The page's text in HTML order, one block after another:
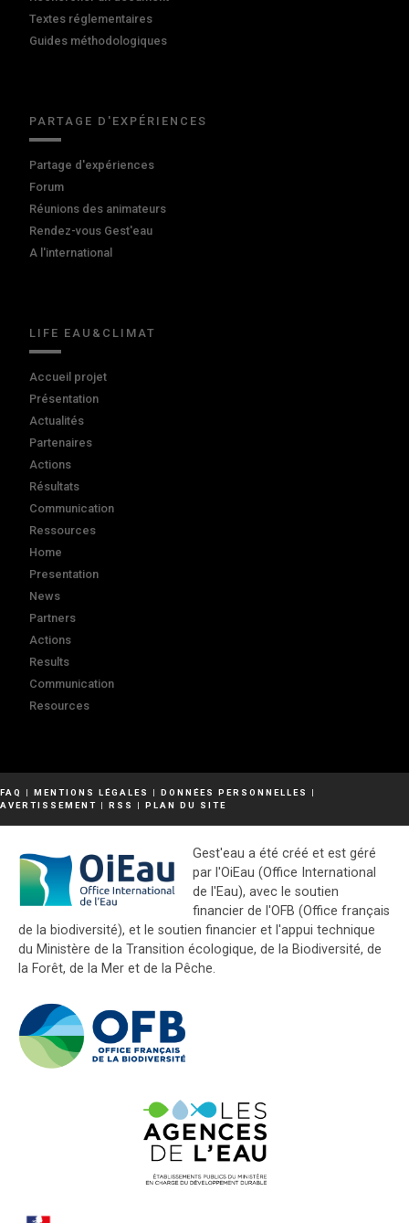
Textes réglementaires
Guides méthodologiques
PARTAGE D'EXPÉRIENCES
Partage d'expériences
Forum
Réunions des animateurs
Rendez-vous Gest'eau
A l'international
LIFE EAU&CLIMAT
Accueil projet
Présentation
Actualités
Partenaires
Actions
Résultats
Communication
Ressources
Home
Presentation
News
Partners
Actions
Results
Communication
Resources
FAQ | MENTIONS LÉGALES | DONNÉES PERSONNELLES
|
AVERTISSEMENT | RSS | PLAN DU SITE
Gest'eau a été créé et est géré
par l'OiEau (Office International
de l'Eau), avec le soutien
financier de l'OFB (Office français
de la biodiversité), et le soutien financier et l'appui technique
du Ministère de la Transition écologique, de la Biodiversité, de
la Forêt, de la Mer et de la Pêche.